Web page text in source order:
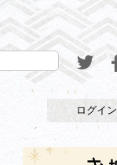
ログイン